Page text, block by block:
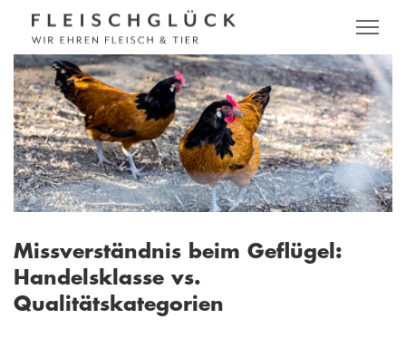
Missverständnis beim Geflügel:
Handelsklasse vs.
Qualitätskategorien